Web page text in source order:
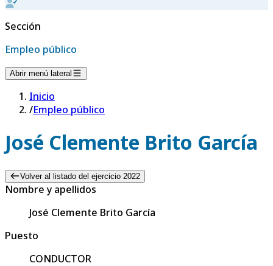
Sección
Empleo público
Abrir menú lateral
Inicio
/Empleo público
José Clemente Brito García
Volver al listado del ejercicio 2022
Nombre y apellidos
José Clemente Brito García
Puesto
CONDUCTOR